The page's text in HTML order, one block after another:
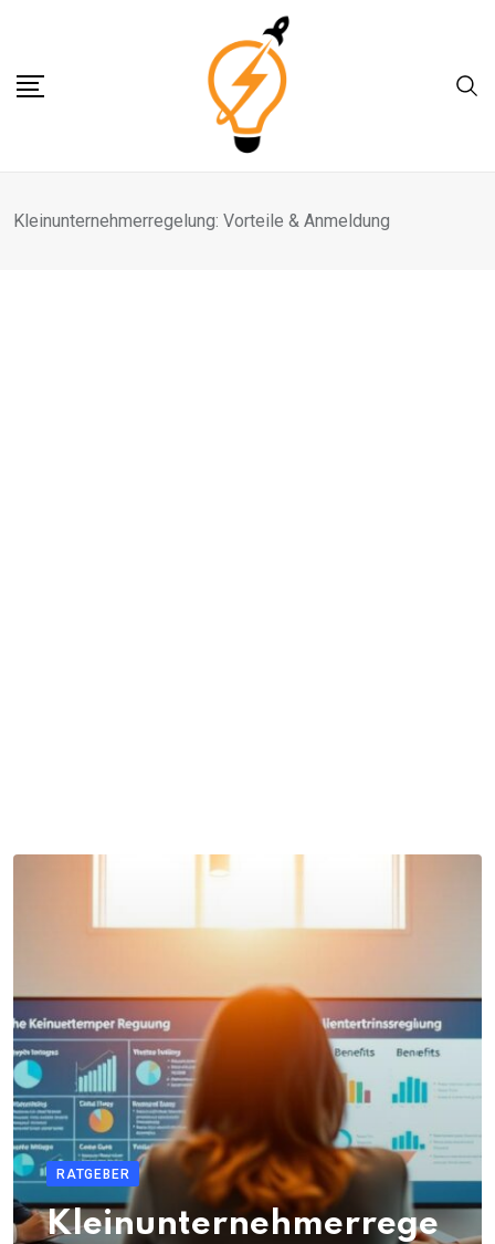
content
Kleinunternehmerregelung: Vorteile & Anmeldung
RATGEBER
Kleinunternehmerrege